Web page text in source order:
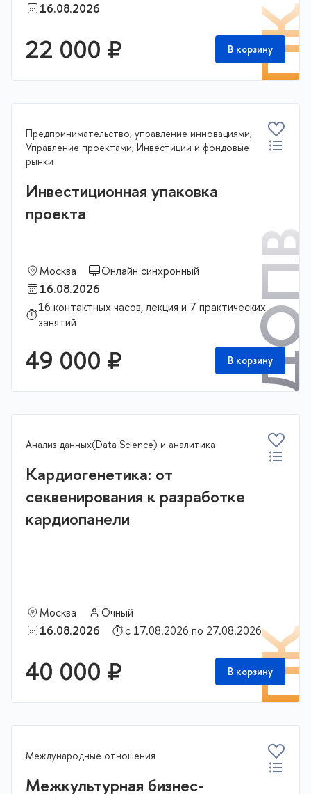
16.08.2026
22 000 ₽ В корзину
Предпринимательство, управление инновациями,
Управление проектами, Инвестиции и фондовые
рынки
Инвестиционная упаковка
проекта
Москва
Онлайн синхронный
16.08.2026
16 контактных часов, лекция и 7 практических
занятий
49 000 ₽ В корзину
Анализ данных(Data Science) и аналитика
Кардиогенетика: от
секвенирования к разработке
кардиопанели
Москва
Очный
16.08.2026
с 17.08.2026 по 27.08.2026
40 000 ₽ В корзину
Международные отношения
Межкультурная бизнес-